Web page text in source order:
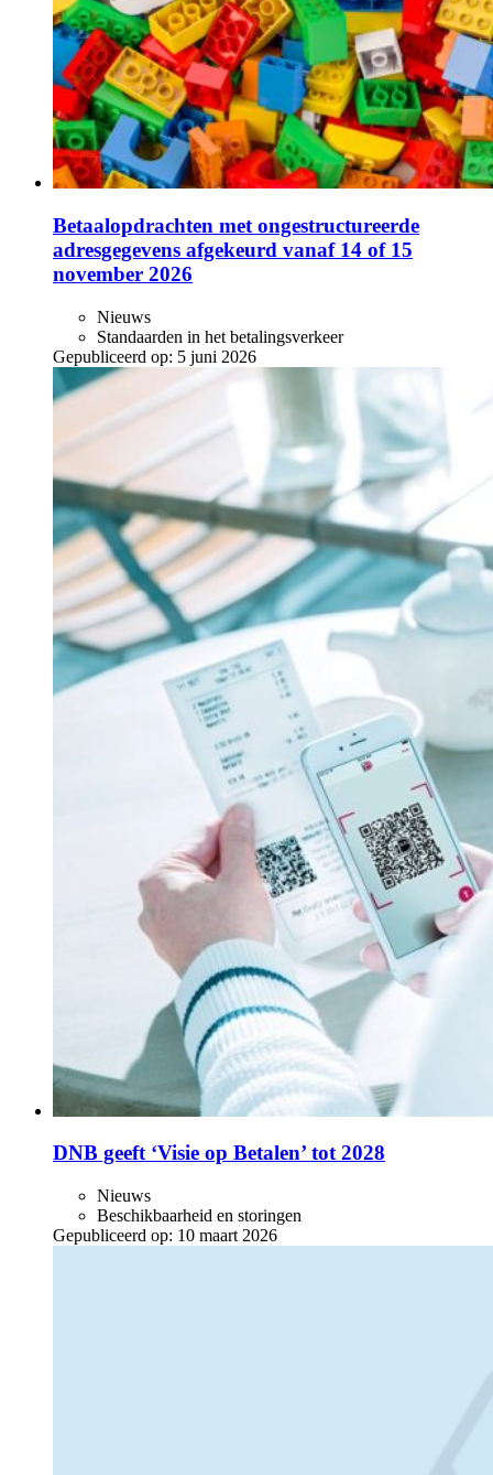
Betaalopdrachten met ongestructureerde
adresgegevens afgekeurd vanaf 14 of 15
november 2026
Nieuws
Standaarden in het betalingsverkeer
Gepubliceerd op: 5 juni 2026
DNB geeft ‘Visie op Betalen’ tot 2028
Nieuws
Beschikbaarheid en storingen
Gepubliceerd op: 10 maart 2026